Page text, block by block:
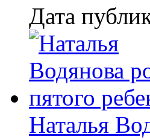
Дата
Наталья